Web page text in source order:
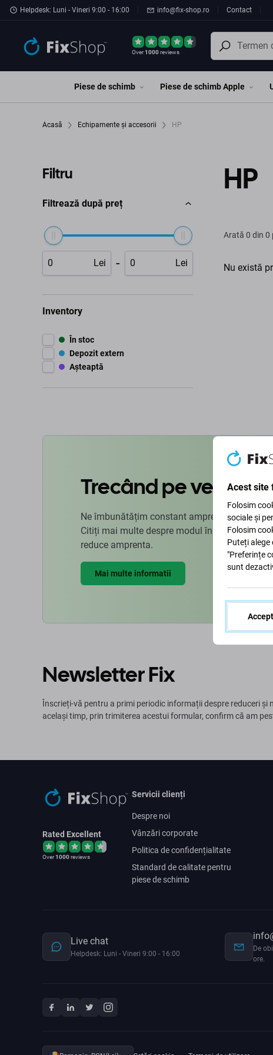
Preskočiť na hlavný obsah
Helpdesk: Luni - Vineri 9:00 - 16:00 info@fix-shop.ro Contact
Over1000reviews
Piese de schimb Piese de schimb Apple
Acasă Echipamente și accesorii HP
Filtru
Filtrează după preț
Lei - Lei
Inventory
În stoc
Depozit extern
Așteaptă
HP
Arată 0 din 0
Nu există
Trecând pe verde
Ne îmbunătățim constant amprenta de carbon
Citiți mai multe despre modul în care ne
reduce amprenta.
Mai multe informatii
Newsletter Fix
Înscrieți-vă pentru a primi periodic informații despre reduceri
același timp, prin trimiterea acestui formular, confirm că am
Rated Excellent
Over1000reviews
Servicii clienți
Despre noi
Vânzări corporate
Politica de confidențialitate
Standard de calitate pentru
piese de schimb
Live chat
Helpdesk: Luni - Vineri 9:00 - 16:00
De
ore.
Acest site
Folosim
sociale și
Folosim
Puteți alege
"Preferințe
sunt